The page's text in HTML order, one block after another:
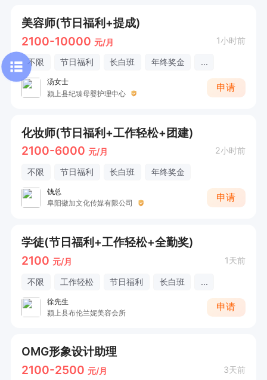
美容师(节日福利+提成)
2100-10000 元/月 1小时前
不限 节日福利 长白班 年终奖金 ...
汤女士
颍上县纪臻母婴护理中心
申请
化妆师(节日福利+工作轻松+团建)
2100-6000 元/月 2小时前
不限 节日福利 长白班 年终奖金
钱总
阜阳徽加文化传媒有限公司
申请
学徒(节日福利+工作轻松+全勤奖)
2100 元/月 1天前
不限 工作轻松 节日福利 长白班 ...
徐先生
颍上县布伦兰妮美容会所
申请
OMG形象设计助理
2100-2500 元/月 3天前